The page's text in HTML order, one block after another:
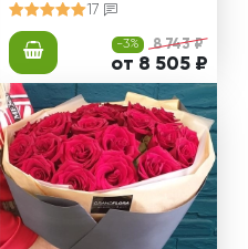
17
-3% 8 743 ₽
от 8 505 ₽